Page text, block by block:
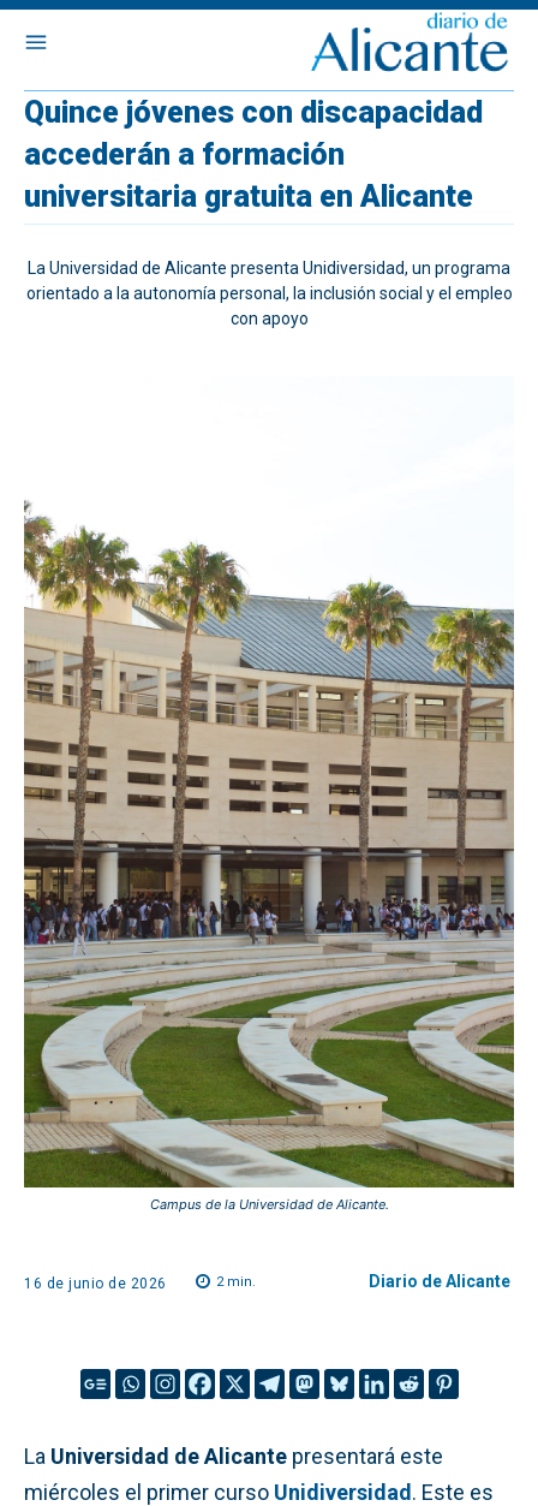
Quince jóvenes con discapacidad
accederán a formación
universitaria gratuita en Alicante
La Universidad de Alicante presenta Unidiversidad, un programa
orientado a la autonomía personal, la inclusión social y el empleo
con apoyo
Campus de la Universidad de Alicante.
16 de junio de 2026 2min. Diario de Alicante
La Universidad de Alicante presentará este
miércoles el primer curso Unidiversidad. Este es